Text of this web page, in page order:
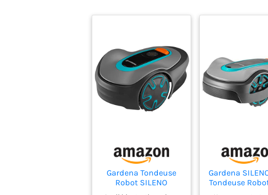
et vis de fixation
installation
facile. Compatible
tous les
Automower –
tous les
Gardena Tondeuse
Robot SILENO
minimo 500 m²:
Gardena
Tondeuse
Surface de